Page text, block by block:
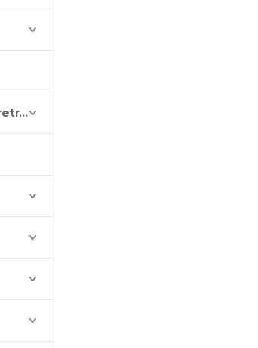
Análisis de elementos orgánicos y pretratamiento